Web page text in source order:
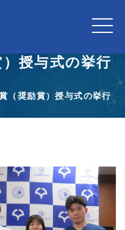
授与式の挙行
（奨励賞）授与式の挙行